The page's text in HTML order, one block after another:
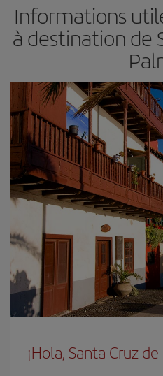
Informations
à destination de
¡Hola, Santa Cruz